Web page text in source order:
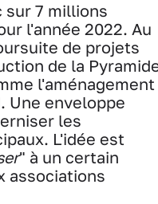
sur 7 millions
l'année 2022. Au
de projets
de la
l'aménagement
Une enveloppe
les
L'idée est
" à un certain
associations